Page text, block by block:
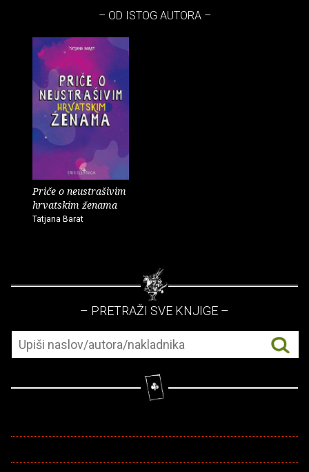
– OD ISTOG AUTORA –
Priče o neustrašivim
hrvatskim ženama
Tatjana Barat
– PRETRAŽI SVE KNJIGE –